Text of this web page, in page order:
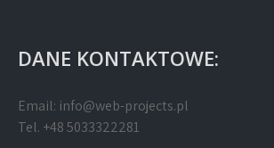
DANE KONTAKTOWE:
Email: info@web-projects.pl
Tel. +48 5033322281